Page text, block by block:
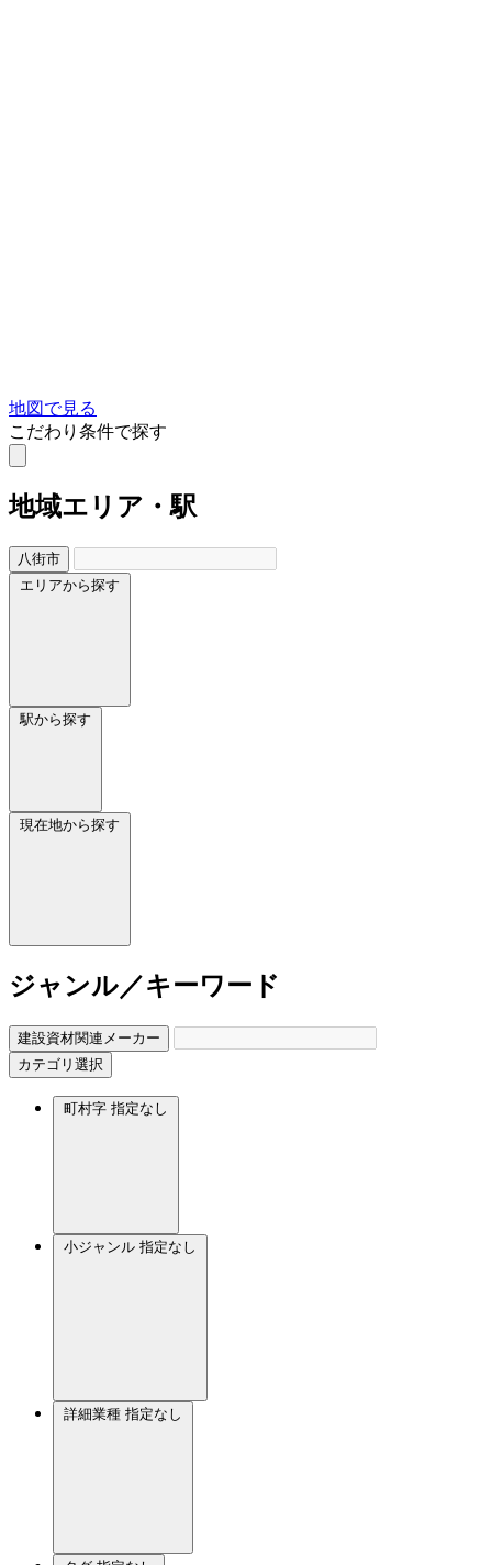
地図で見る
こだわり条件で探す
地域エリア・駅
八街市
エリアから探す
駅から探す
現在地から探す
ジャンル／キーワード
建設資材関連メーカー
カテゴリ選択
町村字 指定なし
小ジャンル 指定なし
詳細業種 指定なし